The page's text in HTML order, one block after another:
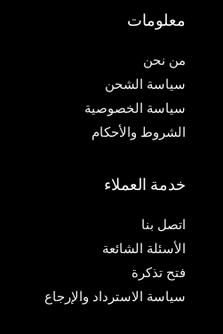
معلومات
من نحن
سياسة الشحن
سياسة الخصوصية
الشروط والأحكام
خدمة العملاء
اتصل بنا
الأسئلة الشائعة
فتح تذكرة
سياسة الاسترداد والإرجاع